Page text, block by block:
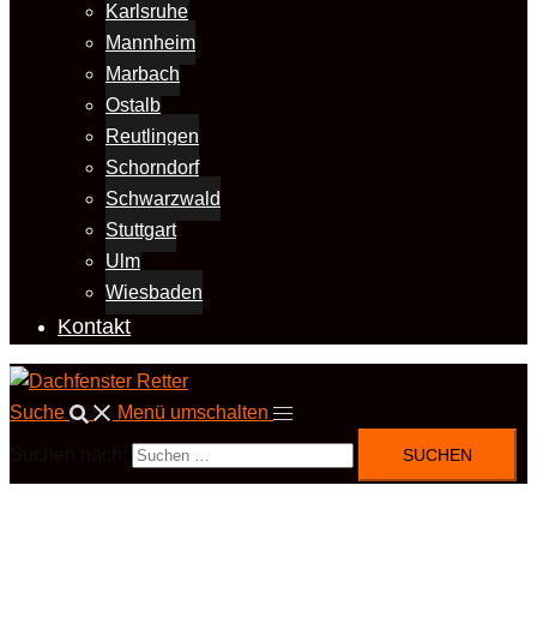
Karlsruhe
Mannheim
Marbach
Ostalb
Reutlingen
Schorndorf
Schwarzwald
Stuttgart
Ulm
Wiesbaden
Kontakt
Suche Menü umschalten